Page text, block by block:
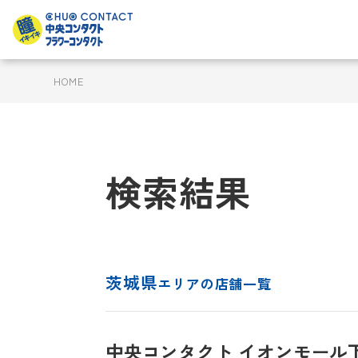
HOME
検索結果
茨城県エリアの店舗一覧
中央コンタクト イオンモール